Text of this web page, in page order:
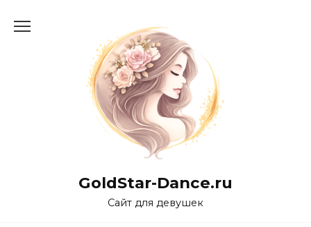
GoldStar-Dance.ru
Сайт для девушек